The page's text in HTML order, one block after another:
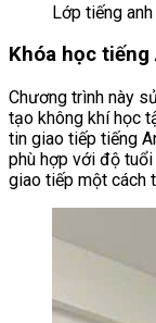
Lớp tiếng
Khóa học
Chương trình này
tạo không khí học
tin giao tiếp tiếng
phù hợp với độ
giao tiếp một cách